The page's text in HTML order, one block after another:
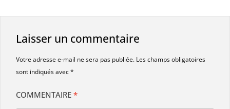
Laisser un commentaire
Votre adresse e-mail ne sera pas publiée. Les champs obligatoires
sont indiqués avec*
COMMENTAIRE *